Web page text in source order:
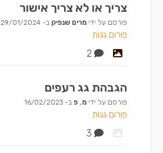
צריך או לא צריך אישור
פורסם על ידי מרים שנפיק ב- 29/01/2024
פורום גגות
2
הגבהת גג רעפים
פורסם על ידי מ. פ ב- 16/02/2023
פורום גגות
3